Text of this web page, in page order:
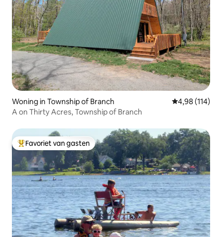
Woning in Township of Branch Gemiddelde
4,98 (114)
A on Thirty Acres, Township of Branch
Topfavoriet van gasten
Favoriet van gasten